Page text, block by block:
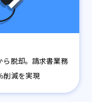
ら脱却。請求書業務
削減を実現